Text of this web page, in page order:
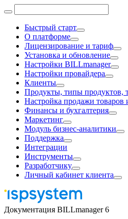
Быстрый старт
О платформе
Лицензирование и тариф
Установка и обновление
Настройки BILLmanager
Настройки провайдера
Клиенты
Продукты, типы продуктов,
Настройка продажи товаров
Финансы и бухгалтерия
Маркетинг
Модуль бизнес-аналитики
Поддержка
Интеграции
Инструменты
Разработчику
Личный кабинет клиента
Документация BILLmanager 6